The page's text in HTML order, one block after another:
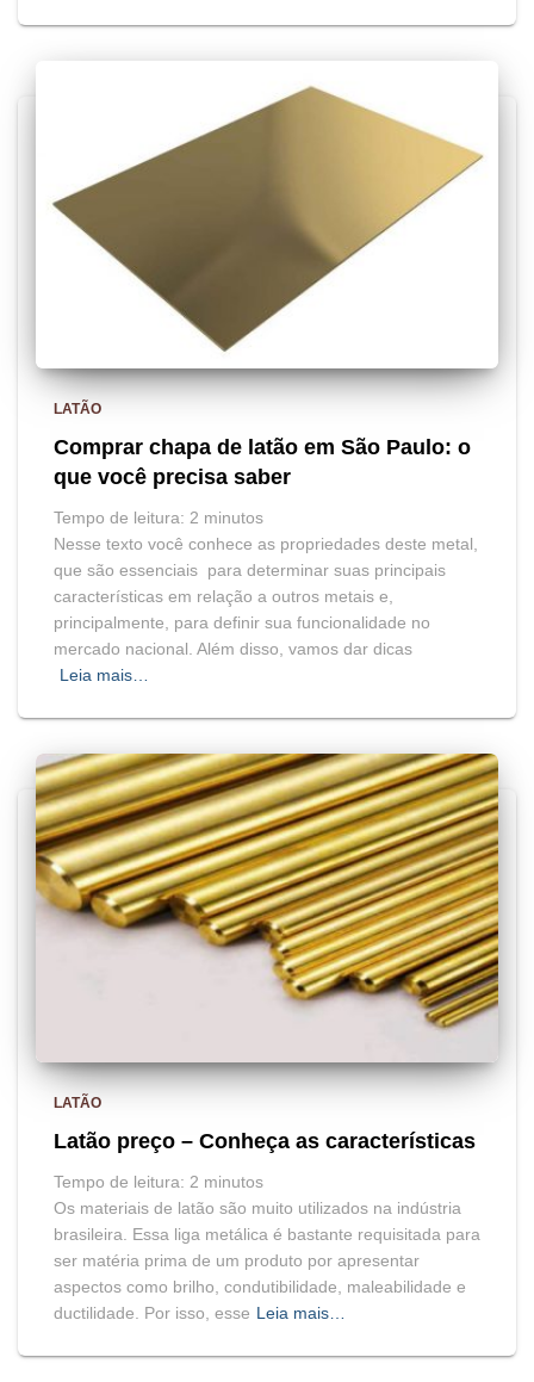
LATÃO
Comprar chapa de latão em São Paulo: o
que você precisa saber
Tempo de leitura: 2 minutos
Nesse texto você conhece as propriedades deste metal,
que são essenciais para determinar suas principais
características em relação a outros metais e,
principalmente, para definir sua funcionalidade no
mercado nacional. Além disso, vamos dar dicas
Leia mais…
LATÃO
Latão preço – Conheça as características
Tempo de leitura: 2 minutos
Os materiais de latão são muito utilizados na indústria
brasileira. Essa liga metálica é bastante requisitada para
ser matéria prima de um produto por apresentar
aspectos como brilho, condutibilidade, maleabilidade e
ductilidade. Por isso, esse Leia mais…